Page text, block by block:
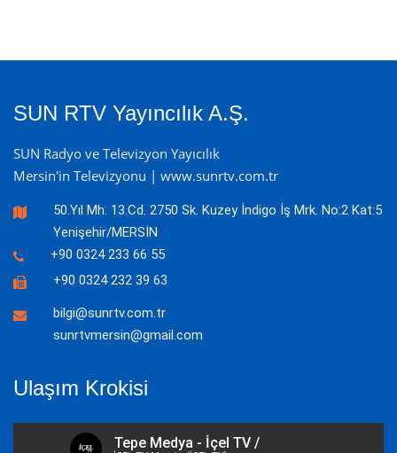
SUN RTV Yayıncılık A.Ş.
SUN Radyo ve Televizyon Yayıcılık
Mersin'in Televizyonu | www.sunrtv.com.tr
50.Yıl Mh. 13.Cd. 2750 Sk. Kuzey İndigo İş Mrk. No:2 Kat:5
Yenişehir/MERSİN
+90 0324 233 66 55
+90 0324 232 39 63
bilgi@sunrtv.com.tr
sunrtvmersin@gmail.com
Ulaşım Krokisi